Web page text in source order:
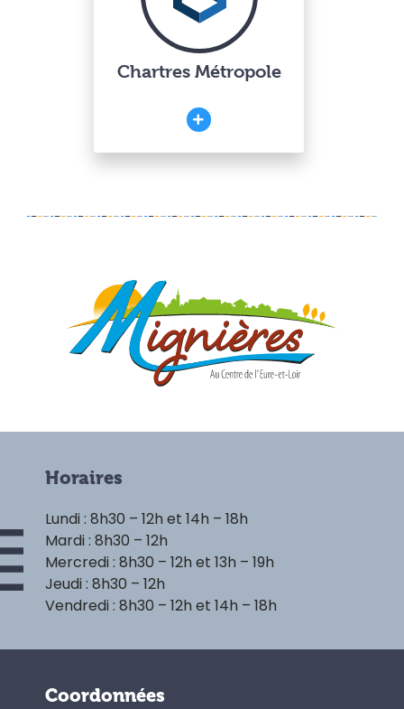
Chartres Métropole
Horaires
Lundi : 8h30 – 12h et 14h – 18h
Mardi : 8h30 – 12h
Mercredi : 8h30 – 12h et 13h – 19h
Jeudi : 8h30 – 12h
Vendredi : 8h30 – 12h et 14h – 18h
Coordonnées